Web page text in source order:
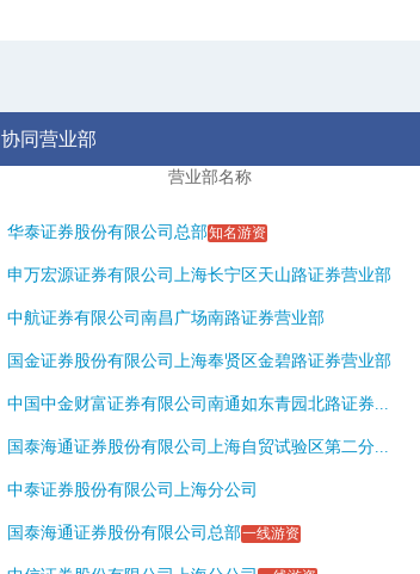
协同营业部
营业部名称
华泰证券股份有限公司总部知名游资
申万宏源证券有限公司上海长宁区天山路证券营业部
中航证券有限公司南昌广场南路证券营业部
国金证券股份有限公司上海奉贤区金碧路证券营业部
中国中金财富证券有限公司南通如东青园北路证券...
国泰海通证券股份有限公司上海自贸试验区第二分...
中泰证券股份有限公司上海分公司
国泰海通证券股份有限公司总部一线游资